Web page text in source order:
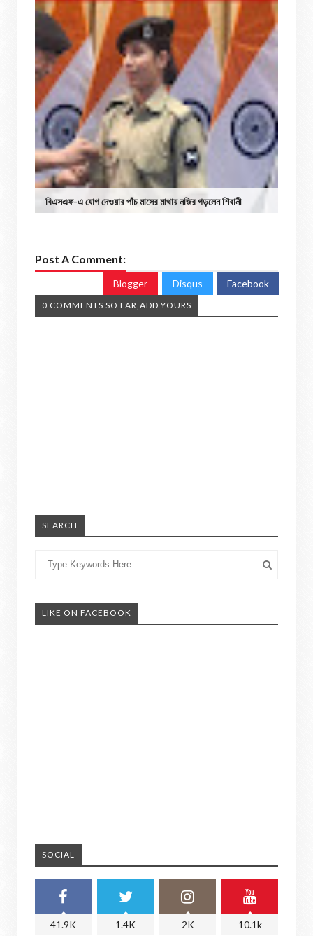
বিএসএফ-এ যোগ দেওয়ার পাঁচ মাসের মাথায় নজির গড়লেন শিবানী
Post A Comment:
Blogger Disqus Facebook
0 COMMENTS SO FAR,ADD YOURS
SEARCH
LIKE ON FACEBOOK
SOCIAL
41.9K 1.4K 2K 10.1k